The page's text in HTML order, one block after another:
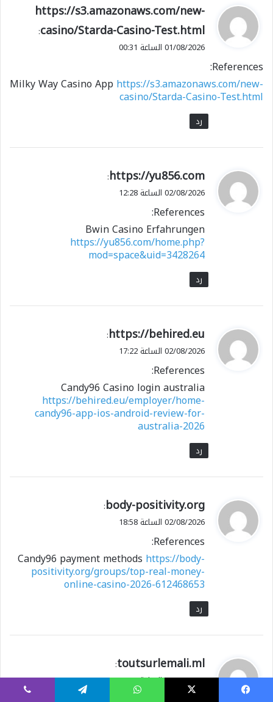
ي
ق
و
ل
https://s3.amazonaws.com/new-
casino/Starda-Casino-Test.html
:
01/08/2026 الساعة 00:31
References:
Milky Way Casino App https://s3.amazonaws.com/new-
casino/Starda-Casino-Test.html
رد
ي
ق
ل
https://yu856.com
:
02/08/2026 الساعة 12:28
References:
Bwin Casino Erfahrungen
https://yu856.com/home.php?
mod=space&uid=3428264
رد
ي
ق
ل
https://behired.eu
:
02/08/2026 الساعة 17:22
References:
Candy96 Casino login australia
https://behired.eu/employer/home-
candy96-app-ios-android-review-for-
australia-2026
رد
ي
ق
ل
body-positivity.org
:
02/08/2026 الساعة 18:58
References:
Candy96 payment methods https://body-
positivity.org/groups/top-real-money-
online-casino-2026-612468653
رد
ي
ق
toutsurlemali.ml
:
02/08/2026 الساعة 20:24